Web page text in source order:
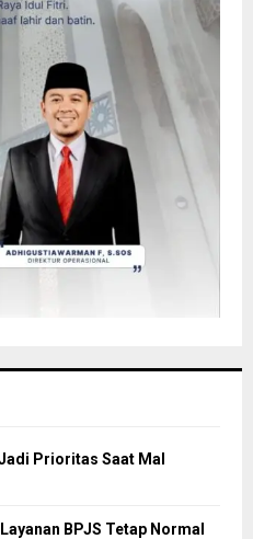
Prioritas Saat Mal
BPJS Tetap Normal